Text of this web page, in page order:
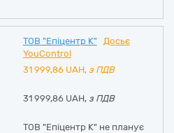
ТОВ "Епіцентр К"
Досьє
YouControl
31 999,86 UAH, з ПДВ
31 999,86 UAH, з ПДВ
ТОВ "Епіцентр К" не планує